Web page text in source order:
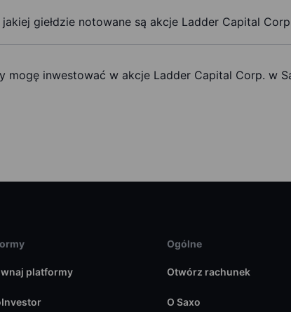
jakiej giełdzie notowane są akcje Ladder Capital
mogę inwestować w akcje Ladder Capital Corp. w
platformy
Ogólne
Otwórz rachunek
O Saxo